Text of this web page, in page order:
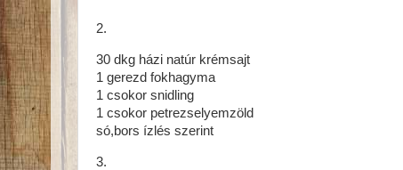
2.
30 dkg házi natúr krémsajt
1 gerezd fokhagyma
1 csokor snidling
1 csokor petrezselyemzöld
só,bors ízlés szerint
3.